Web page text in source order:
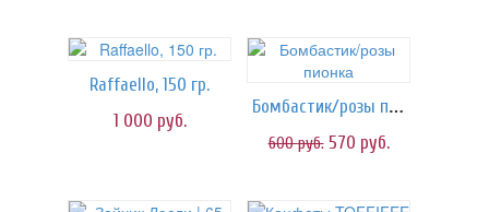
Raffaello, 150 гр.
1 000 руб.
Бомбастик/розы пионка
600руб. 570 руб.